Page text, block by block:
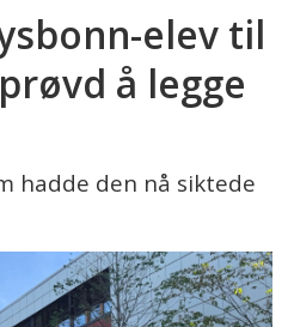
elev til
å legge
hadde den nå siktede